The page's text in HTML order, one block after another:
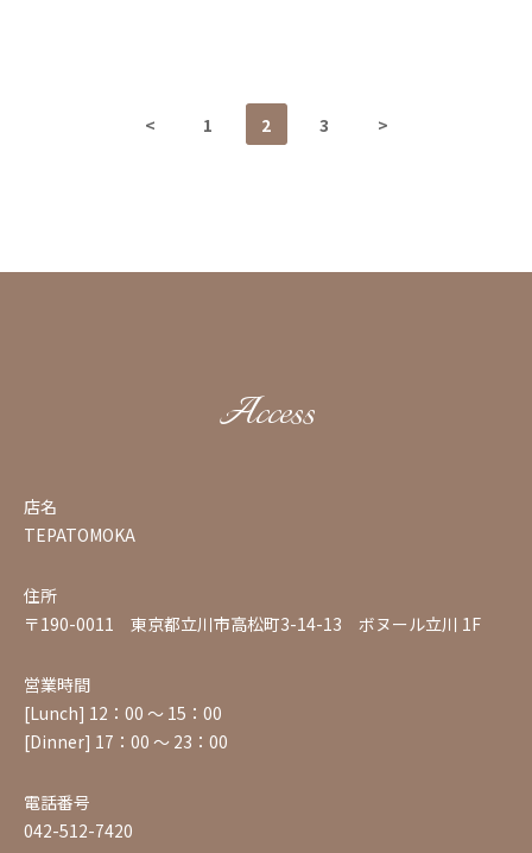
< 1 2 3 >
Access
店名
TEPATOMOKA
住所
〒190-0011 東京都立川市高松町3-14-13 ボヌール立川 1F
営業時間
[Lunch] 12：00 ～ 15：00
[Dinner] 17：00 ～ 23：00
電話番号
042-512-7420